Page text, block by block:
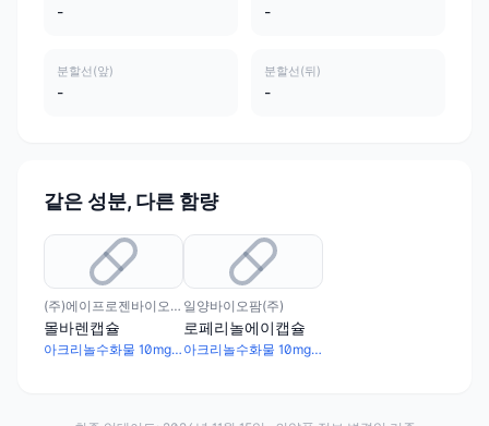
- -
분할선(앞)
-
분할선(뒤)
-
같은 성분, 다른 함량
(주)에이프로젠바이오로직스
몰바렌캡슐
아크리놀수화물 10mg · 베르베린염화물수화물 25mg · 비스무트차질산염 100mg · 스코폴리아 엑스10배산 50mg
일양바이오팜(주)
로페리놀에이캡슐
아크리놀수화물 10mg · 베르베린염화물수화물 25mg · 비스무트차질산염 100mg · 스코폴리아 엑스10배산 50mg